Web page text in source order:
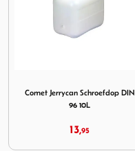
Comet Jerrycan Schroefdop DIN
96 10L
13,95